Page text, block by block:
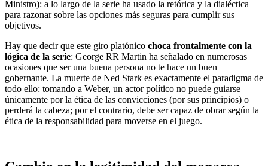
Ministro): a lo largo de la serie ha usado la retórica y la dialéctica
para razonar sobre las opciones más seguras para cumplir sus
objetivos.
Hay que decir que este giro platónico choca frontalmente con la
lógica de la serie: George RR Martin ha señalado en numerosas
ocasiones que ser una buena persona no te hace un buen
gobernante. La muerte de Ned Stark es exactamente el paradigma de
todo ello: tomando a Weber, un actor político no puede guiarse
únicamente por la ética de las convicciones (por sus principios) o
perderá la cabeza; por el contrario, debe ser capaz de obrar según la
ética de la responsabilidad para moverse en el juego.